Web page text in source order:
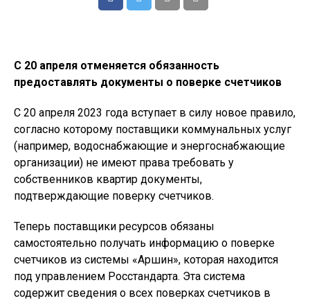
С 20 апреля отменяется обязанность
предоставлять документы о поверке счетчиков
С 20 апреля 2023 года вступает в силу новое правило,
согласно которому поставщики коммунальных услуг
(например, водоснабжающие и энергоснабжающие
организации) не имеют права требовать у
собственников квартир документы,
подтверждающие поверку счетчиков.
Теперь поставщики ресурсов обязаны
самостоятельно получать информацию о поверке
счетчиков из системы «Аршин», которая находится
под управлением Росстандарта. Эта система
содержит сведения о всех поверках счетчиков в